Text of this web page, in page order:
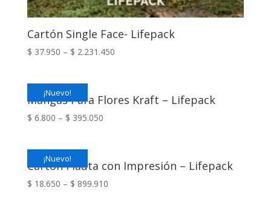
Cartón Single Face- Lifepack
$ 37.950 – $ 2.231.450
¡Nuevo!
Mangas Para Flores Kraft – Lifepack
$ 6.800 – $ 395.050
¡Nuevo!
Cartón Flauta con Impresión – Lifepack
$ 18.650 – $ 899.910